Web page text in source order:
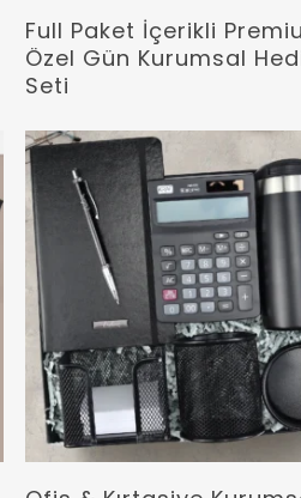
Devamını Oku
Full Paket İçerikli
Özel Gün Kurumsal
Seti
Devamını Oku